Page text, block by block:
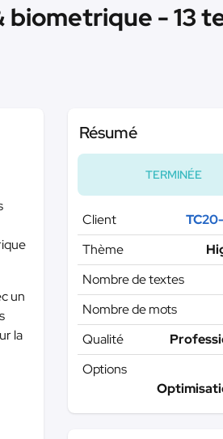
biometrique - 13
un
la
Résumé
TERMINÉE
Client
Thème
Nombre de textes
Nombre de mots
Qualité
Options